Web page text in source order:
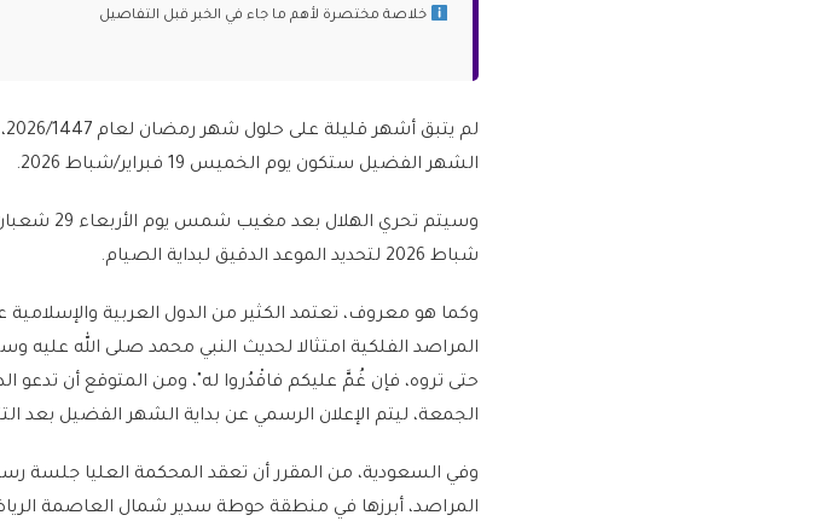
خلاصة مختصرة لأهم ما جاء في الخبر قبل التفاصيل
الشهر الفضيل ستكون يوم الخميس 19 فبراير/شباط 2026.
شباط 2026 لتحديد الموعد الدقيق لبداية الصيام.
وكما هو معروف، تعتمد الكثير من الدول العربية والإسلامية
المراصد الفلكية امتثالا لحديث النبي محمد صلى الله عليه
حتى تروه، فإن غُمَّ عليكم فاقْدُروا له"، ومن المتوقع أن تدعو
الجمعة، ليتم الإعلان الرسمي عن بداية الشهر الفضيل بعد
وفي السعودية، من المقرر أن تعقد المحكمة العليا جلسة
المراصد، أبرزها في منطقة حوطة سدير شمال العاصمة